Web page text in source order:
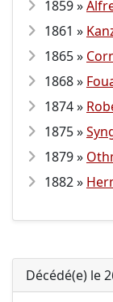
1859 »
1861 »
1865 »
1868 »
1874 »
1875 »
1879 »
1882 »
Décédé(e) le